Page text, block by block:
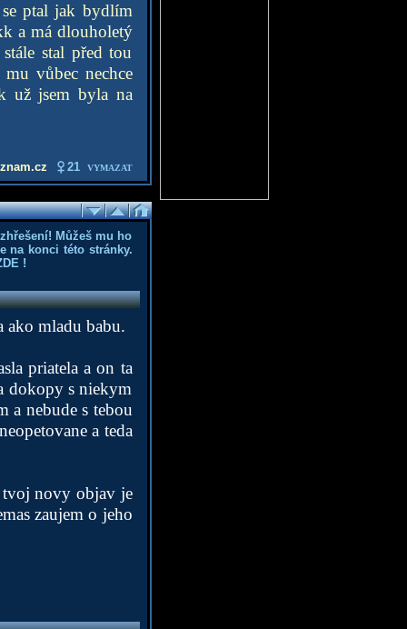
ptal jak bydlím
a má dlouholetý
stal před tou
vůbec nechce
už jsem byla na
21 VYMAZAT
Můžeš mu ho
na konci této stránky.
!
ako mladu babu.
priatela a on ta
dokopy s niekym
a nebude s tebou
a teda
tvoj novy objav je
zaujem o jeho